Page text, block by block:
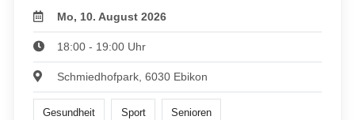
Mo, 10. August 2026
18:00 - 19:00 Uhr
Schmiedhofpark, 6030 Ebikon
Gesundheit Sport Senioren